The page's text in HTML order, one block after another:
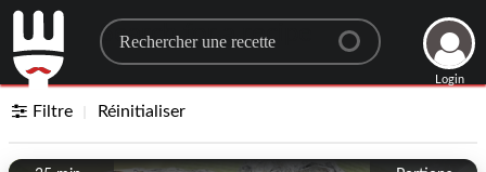
Search for a recipe
Login
Filtre Réinitialiser